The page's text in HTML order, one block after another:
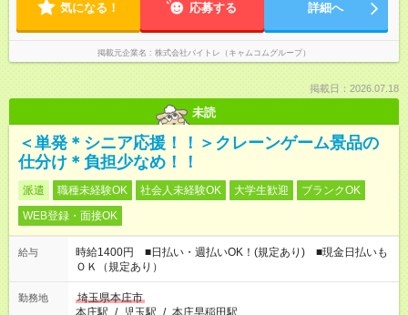
気になる！ 応募する 詳細へ
掲載元企業名 株式会社バイトレ（キャムコムグループ）
掲載日：2026.07.18
未読
＜単発＊シニア応援！！＞クレーンゲーム景品の
仕分け＊負担少なめ！！
派遣 職種未経験OK 社会人未経験OK 大学生歓迎
ブランクOK
WEB登録・面接OK
給与
時給1400円 ■日払い・週払いOK！(規定あり) ■現金日払いも
ＯＫ（規定あり）
勤務地
埼玉県本庄市
本庄駅 / 児玉駅 / 本庄早稲田駅